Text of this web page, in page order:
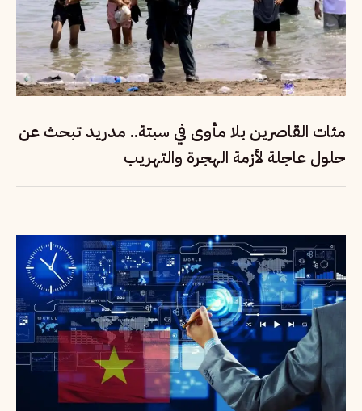
مئات القاصرين بلا مأوى في سبتة.. مدريد تبحث عن
حلول عاجلة لأزمة الهجرة والتهريب